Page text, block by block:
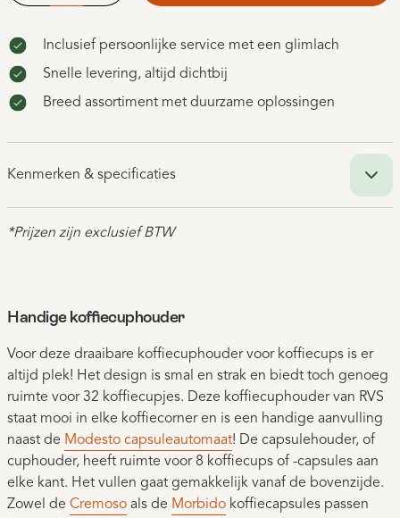
Inclusief persoonlijke service met een glimlach
Snelle levering, altijd dichtbij
Breed assortiment met duurzame oplossingen
Kenmerken & specificaties
*Prijzen zijn exclusief BTW
Handige koffiecuphouder
Voor deze draaibare koffiecuphouder voor koffiecups is er
altijd plek! Het design is smal en strak en biedt toch genoeg
ruimte voor 32 koffiecupjes. Deze koffiecuphouder van RVS
staat mooi in elke koffiecorner en is een handige aanvulling
naast de Modesto capsuleautomaat! De capsulehouder, of
cuphouder, heeft ruimte voor 8 koffiecups of -capsules aan
elke kant. Het vullen gaat gemakkelijk vanaf de bovenzijde.
Zowel de Cremoso als de Morbido koffiecapsules passen